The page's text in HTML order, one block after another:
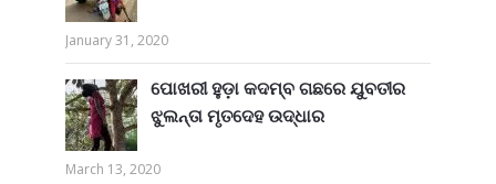
January 31, 2020
ପୋଖରୀ ହୁଡ଼ା କଦମ୍ବ ଗଛରେ ଯୁବତୀର
ଝୁଲନ୍ତା ମୃତଦେହ ଉଦ୍ଧାର
March 13, 2020